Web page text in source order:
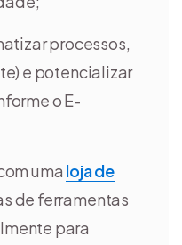
processos,
e potencializar
o E-
uma loja de
de ferramentas
para